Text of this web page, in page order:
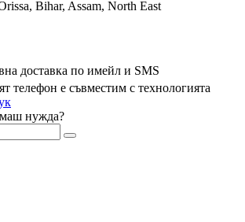
Bihar, Assam, North East
доставка по имейл и SMS
телефон е съвместим с технологията
нужда?